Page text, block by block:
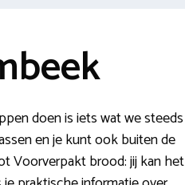
doen is iets wat we steeds
en je kunt ook buiten de
Voorverpakt brood: jij kan het